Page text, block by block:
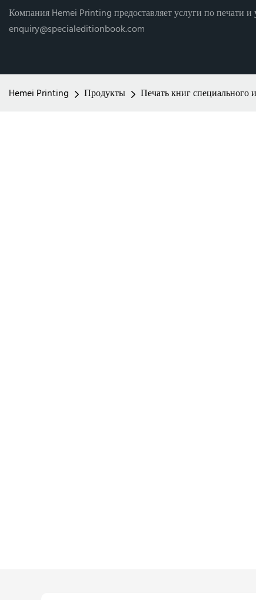
Компания Hemei Printing предоставляет услуги по печати и
enquiry@specialeditionbook.com
Hemei Printing Продукты Печать книг специального